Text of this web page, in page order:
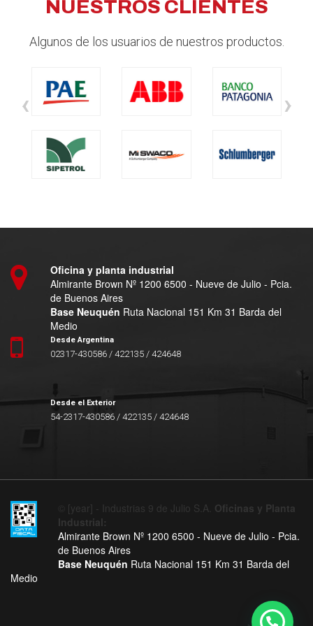
NUESTROS CLIENTES
Algunos de los usuarios de nuestros productos.
‹ ›
Oficina y planta industrial
Almirante Brown Nº 1200 6500 - Nueve de Julio - Pcia.
de Buenos Aires
Base Neuquén Ruta Nacional 151 Km 31 Barda del
Medio
Desde Argentina
02317-430586 / 422135 / 424648
Desde el Exterior
54-2317-430586 / 422135 / 424648
© [year] - Industrias 9 de Julio S.A. Oficinas y Planta
Industrial:
Almirante Brown Nº 1200 6500 - Nueve de Julio - Pcia.
de Buenos Aires
Base Neuquén Ruta Nacional 151 Km 31 Barda del
Medio